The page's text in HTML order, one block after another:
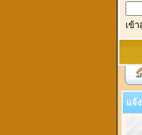
เข้
แจ้